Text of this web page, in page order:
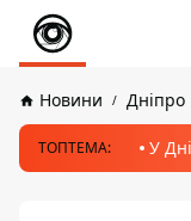
Новини Дніпро
ТОПТЕМА: У